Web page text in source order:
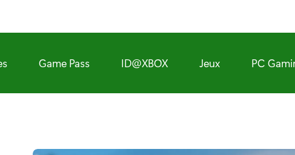
Game Pass ID@XBOX Jeux PC